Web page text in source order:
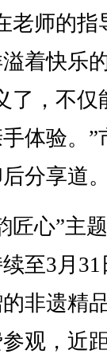
老师的指
着快乐
了，不仅
体验。”
分享道
心”主
至3月31
非遗精
观，近